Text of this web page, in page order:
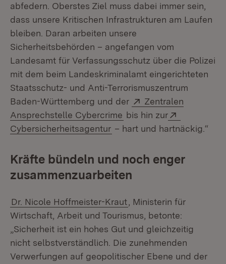
abfedern. Oberstes Ziel muss dabei immer sein,
dass unsere Kritischen Infrastrukturen am Laufen
bleiben. Daran arbeiten unsere
Sicherheitsbehörden – angefangen vom
Landesamt für Verfassungsschutz über die Polizei
mit dem beim Landeskriminalamt eingerichteten
Staatsschutz- und Anti-Terrorismuszentrum
Baden-Württemberg und der
Extern:
Zentralen
Ansprechstelle Cybercrime (Öffnet in neuem
bis hin zur
Cybersicherheitsagentur (Öffnet in neuem Fenster)
– hart und hartnäckig.“
Kräfte bündeln und noch enger
zusammenzuarbeiten
Dr. Nicole Hoffmeister-Kraut , Ministerin für
Wirtschaft, Arbeit und Tourismus, betonte:
„Sicherheit ist ein hohes Gut und gleichzeitig
nicht selbstverständlich. Die zunehmenden
Verwerfungen auf geopolitischer Ebene und der